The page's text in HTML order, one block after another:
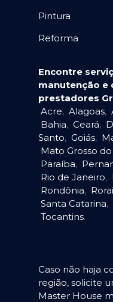
Pintura
Reforma
Encontre
manutenção e
prestadores
Acre, Alagoas,
Bahia, Ceará,
Santo, Goiás,
Mato Grosso do
Paraíba,
Rio de Janeiro,
Rondônia,
Santa Catarina,
Tocantins.
Caso não haja
região, solicite
Master House